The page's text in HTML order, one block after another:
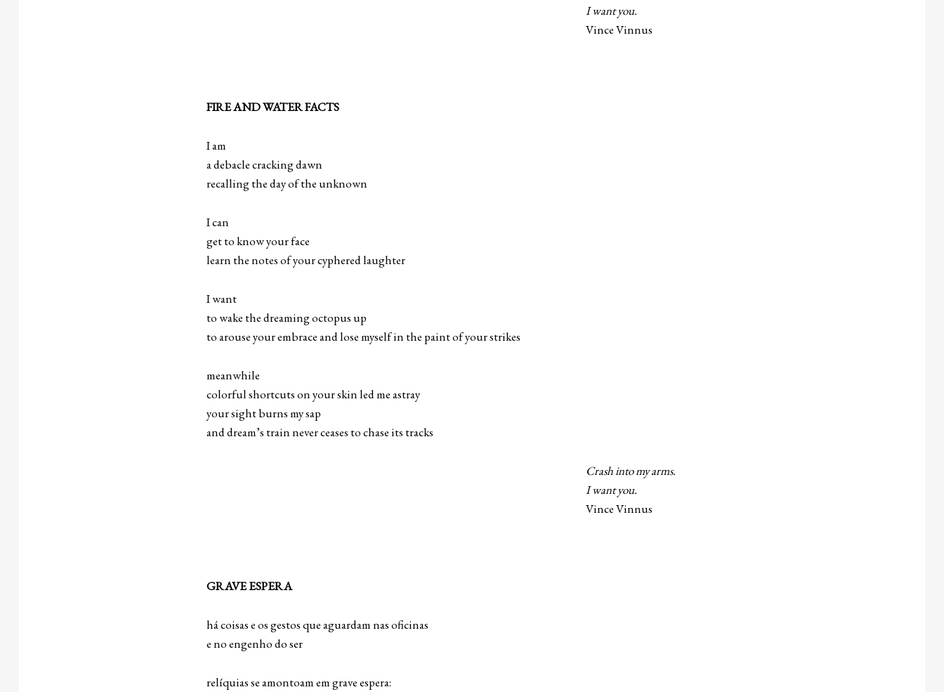
I want you.
Vince Vinnus
FIRE AND WATER FACTS
I am
a debacle cracking dawn
recalling the day of the unknown
I can
get to know your face
learn the notes of your cyphered laughter
I want
to wake the dreaming octopus up
to arouse your embrace and lose myself in the paint of your strikes
meanwhile
colorful shortcuts on your skin led me astray
your sight burns my sap
and dream’s train never ceases to chase its tracks
Crash into my arms.
I want you.
Vince Vinnus
GRAVE ESPERA
há coisas e os gestos que aguardam nas oficinas
e no engenho do ser
relíquias se amontoam em grave espera: